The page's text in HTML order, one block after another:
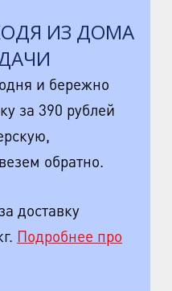
ИЗ ДОМА
и бережно
за 390 рублей
обратно.
доставку
Подробнее про